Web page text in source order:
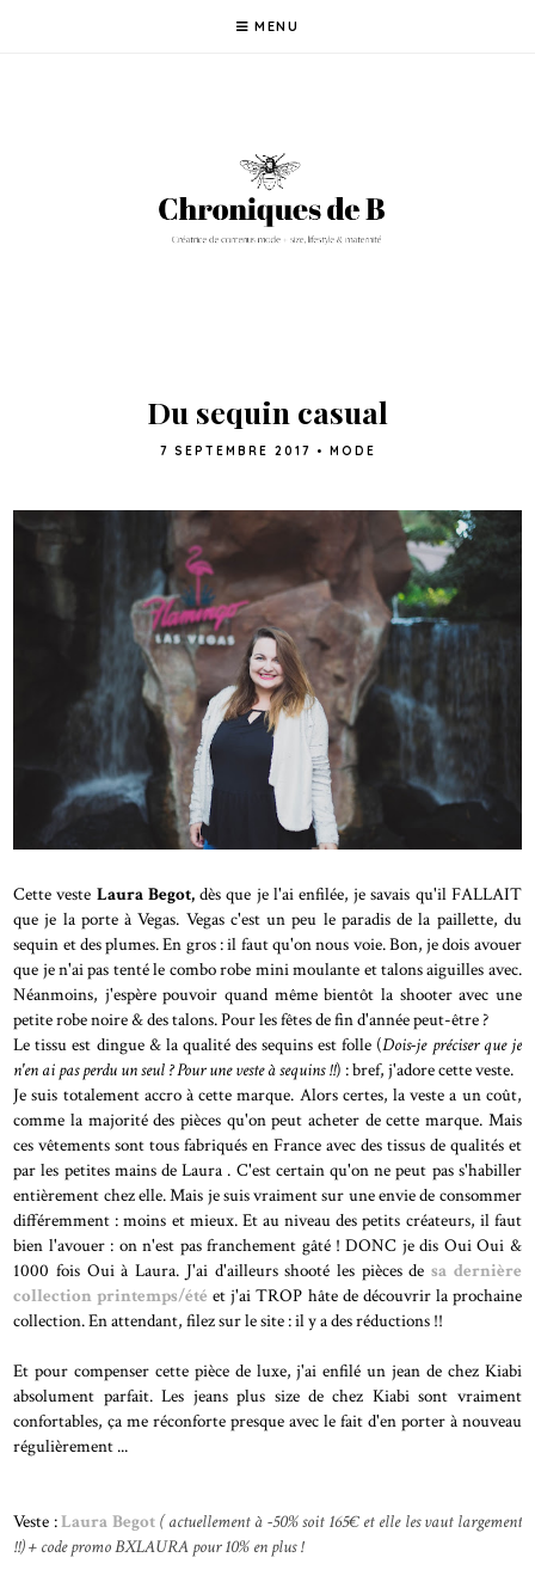
MENU
Du sequin casual
7 SEPTEMBRE 2017 • MODE
Cette veste Laura Begot,dès que je l'ai enfilée, je savais qu'il FALLAIT
que je la porte à Vegas. Vegas c'est un peu le paradis de la paillette, du
sequin et des plumes. En gros : il faut qu'on nous voie. Bon, je dois avouer
que je n'ai pas tenté le combo robe mini moulante et talons aiguilles avec.
Néanmoins, j'espère pouvoir quand même bientôt la shooter avec une
petite robe noire & des talons. Pour les fêtes de fin d'année peut-être ?
Le tissu est dingue & la qualité des sequins est folle (Dois-je préciser que je
n'en ai pas perdu un seul ? Pour une veste à sequins !!) : bref, j'adore cette veste.
Je suis totalement accro à cette marque. Alors certes, la veste a un coût,
comme la majorité des pièces qu'on peut acheter de cette marque. Mais
ces vêtements sont tous fabriqués en France avec des tissus de qualités et
par les petites mains de Laura . C'est certain qu'on ne peut pas s'habiller
entièrement chez elle. Mais je suis vraiment sur une envie de consommer
différemment : moins et mieux. Et au niveau des petits créateurs, il faut
bien l'avouer : on n'est pas franchement gâté ! DONC je dis Oui Oui &
1000 fois Oui à Laura. J'ai d'ailleurs shooté les pièces desa dernière
collection printemps/étéet j'ai TROP hâte de découvrir la prochaine
collection. En attendant, filez sur le site : il y a des réductions !!
Et pour compenser cette pièce de luxe, j'ai enfilé un jean de chez Kiabi
absolument parfait. Les jeans plus size de chez Kiabi sont vraiment
confortables, ça me réconforte presque avec le fait d'en porter à nouveau
régulièrement ...
Veste :Laura Begot ( actuellement à -50% soit 165€ et elle les vaut largement
!!) + code promo BXLAURA pour 10% en plus !